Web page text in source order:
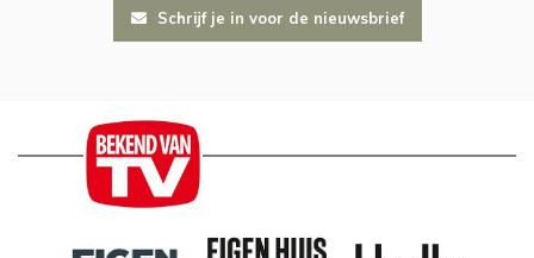
Schrijf je in voor de nieuwsbrief